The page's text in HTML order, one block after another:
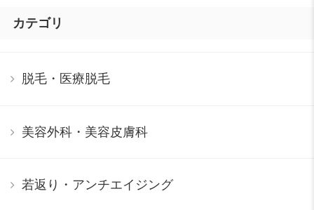
カテゴリ
脱毛・医療脱毛
美容外科・美容皮膚科
若返り・アンチエイジング